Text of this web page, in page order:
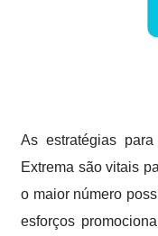
As estratégias
Extrema são vitais
o maior número
esforços